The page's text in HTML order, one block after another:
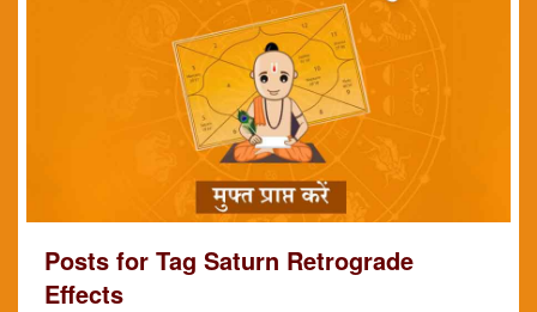
Posts for Tag Saturn Retrograde
Effects